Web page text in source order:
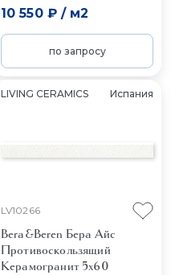
10 550 ₽/ м2
по запросу
LIVING CERAMICS Испания
LV10266
Bera&Beren Бера Айс
Противоскользящий
Керамогранит 5x60